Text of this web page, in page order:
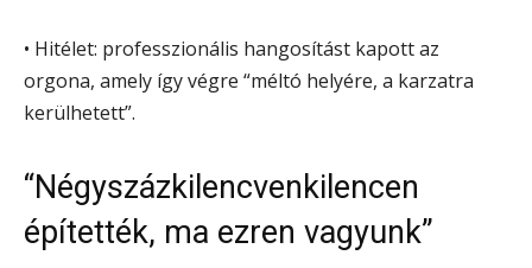
• Hitélet: professzionális hangosítást kapott az
orgona, amely így végre “méltó helyére, a karzatra
kerülhetett”.
“Négyszázkilencvenkilencen
építették, ma ezren vagyunk”